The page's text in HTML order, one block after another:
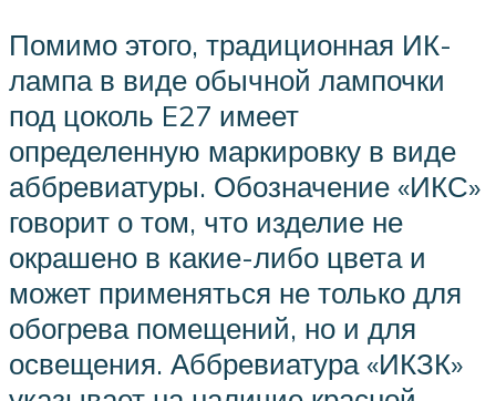
Помимо этого, традиционная ИК-
лампа в виде обычной лампочки
под цоколь E27 имеет
определенную маркировку в виде
аббревиатуры. Обозначение «ИКС»
говорит о том, что изделие не
окрашено в какие-либо цвета и
может применяться не только для
обогрева помещений, но и для
освещения. Аббревиатура «ИКЗК»